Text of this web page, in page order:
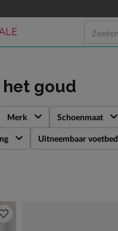
het goud
Merk Schoenmaat
Uitneembaar voetbed